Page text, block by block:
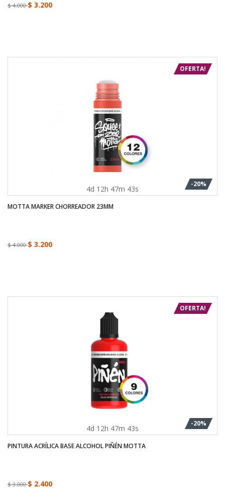
$ 4.000$ 3.200
OFERTA!
4d 12h 47m 43s
-20%
MOTTA MARKER CHORREADOR 23MM
$ 4.000$ 3.200
OFERTA!
4d 12h 47m 43s
-20%
PINTURA ACRÍLICA BASE ALCOHOL PIÑÉN MOTTA
$ 3.000$ 2.400